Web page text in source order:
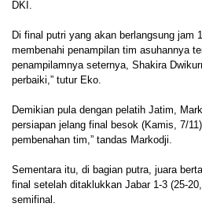
DKI.
Di final putri yang akan berlangsung jam
membenahi penampilan tim asuhannya
penampilamnya seternya, Shakira
perbaiki,” tutur Eko.
Demikian pula dengan pelatih Jatim,
persiapan jelang final besok (Kamis, 7/
pembenahan tim,” tandas Markodji.
Sementara itu, di bagian putra, juara
final setelah ditaklukkan Jabar 1-3 (25-
semifinal.